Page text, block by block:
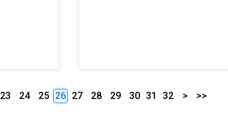
23 24 25 26 27 28 29 30 31 32 > >>